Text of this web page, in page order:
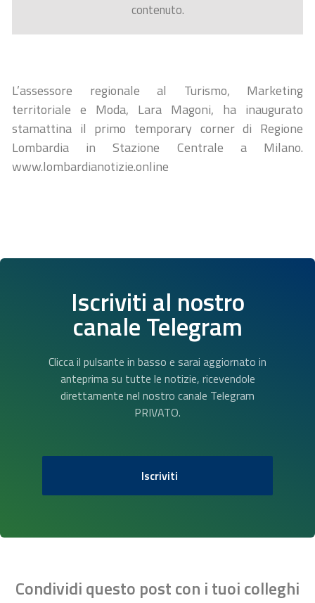
contenuto.
L’assessore regionale al Turismo, Marketing
territoriale e Moda, Lara Magoni, ha inaugurato
stamattina il primo temporary corner di Regione
Lombardia in Stazione Centrale a Milano.
www.lombardianotizie.online
Iscriviti al nostro
canale Telegram
Clicca il pulsante in basso e sarai aggiornato in
anteprima su tutte le notizie, ricevendole
direttamente nel nostro canale Telegram
PRIVATO.
Iscriviti
Condividi questo post con i tuoi colleghi